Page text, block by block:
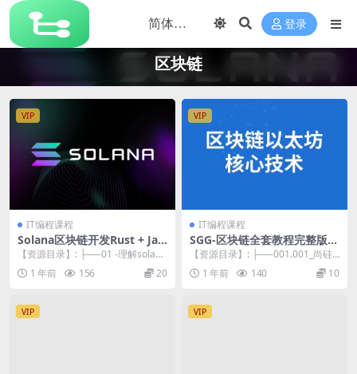
登录
区块链
VIP
IT编程课程
Solana区块链开发Rust + Jav
aScript
【资源目录】: ├──01 -理解solana
和区块链的指南 | ├──1_00...
1 年前 156 20
VIP
IT编程课程
SGG-区块链全套教程完整版
(深入掌握以太坊核心技术)
【资源目录】: ├──001.001_尚硅
谷_以太坊课程简介.mp4 76.90...
1 年前 140 10
VIP VIP